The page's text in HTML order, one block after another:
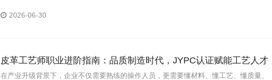
心竞争力的优质选择。
2026-06-30
皮革工艺师职业进阶指南：品质制造时代，JYPC认证赋能工艺人才
发展
在产业升级背景下，企业不仅需要熟练的操作人员，更需要懂材料、懂工艺、懂质量、